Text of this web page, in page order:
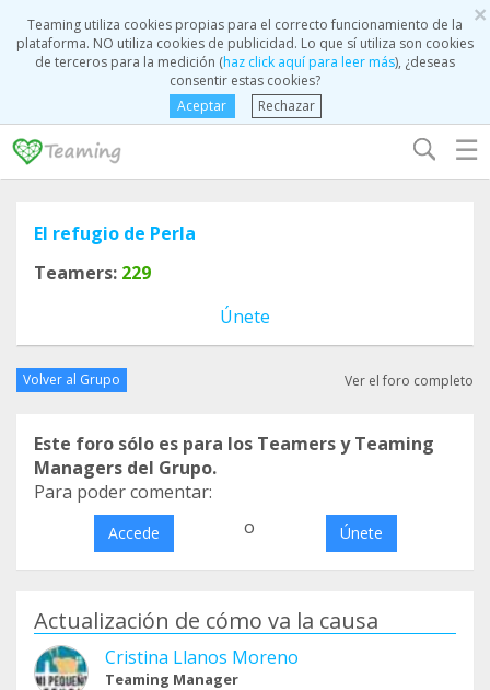
×
Teaming utiliza cookies propias para el correcto funcionamiento de la
plataforma. NO utiliza cookies de publicidad. Lo que sí utiliza son cookies
de terceros para la medición (haz click aquí para leer más), ¿deseas
consentir estas cookies?
Aceptar
Rechazar
☰
El refugio de Perla
Teamers: 229
Únete
Volver al Grupo Ver el foro completo
Este foro sólo es para los Teamers y Teaming
Managers del Grupo.
Para poder comentar:
Accede o Únete
Actualización de cómo va la causa
Cristina Llanos Moreno
Teaming Manager